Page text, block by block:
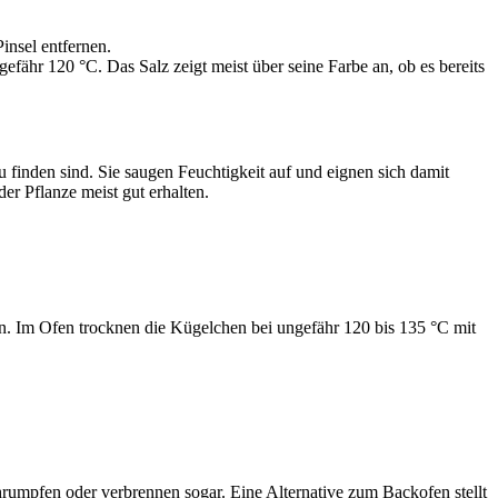
entfernen.
120 °C. Das Salz zeigt meist über seine Farbe an, ob es bereits
sind. Sie saugen Feuchtigkeit auf und eignen sich damit
Pflanze meist gut erhalten.
Im Ofen trocknen die Kügelchen bei ungefähr 120 bis 135 °C mit
oder verbrennen sogar. Eine Alternative zum Backofen stellt